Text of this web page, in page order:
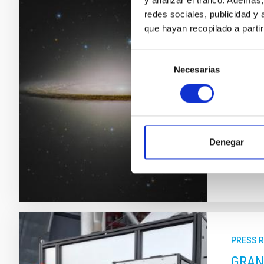
redes sociales, publicidad y
que hayan recopilado a
consentimiento
Necesarias
Denegar
El
El
años
PRESS